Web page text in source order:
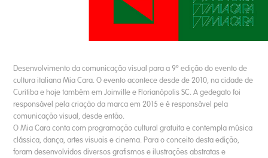
Desenvolvimento da comunicação visual para a 9º edição do evento de
cultura italiana Mia Cara. O evento acontece desde de 2010, na cidade de
Curitiba e hoje também em Joinville e Florianópolis SC. A gedegato foi
responsável pela criação da marca em 2015 e é responsável pela
comunicação visual, desde então.
O Mia Cara conta com programação cultural gratuita e contempla música
clássica, dança, artes visuais e cinema. Para o conceito desta edição,
foram desenvolvidos diversos grafismos e ilustrações abstratas e